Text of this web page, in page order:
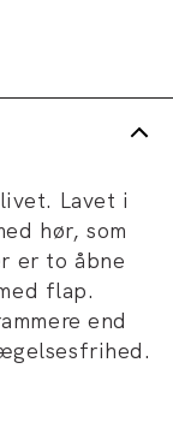
Lavet i
hør, som
er to åbne
flap.
end